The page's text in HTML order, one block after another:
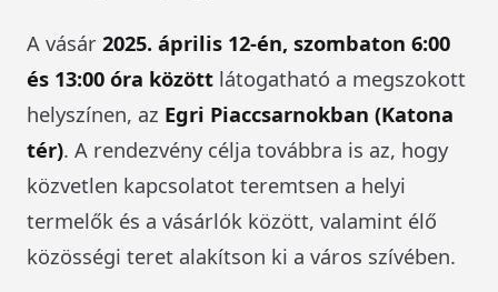
A vásár 2025. április 12-én, szombaton 6:00
és 13:00 óra között látogatható a megszokott
helyszínen, az Egri Piaccsarnokban (Katona
tér). A rendezvény célja továbbra is az, hogy
közvetlen kapcsolatot teremtsen a helyi
termelők és a vásárlók között, valamint élő
közösségi teret alakítson ki a város szívében.